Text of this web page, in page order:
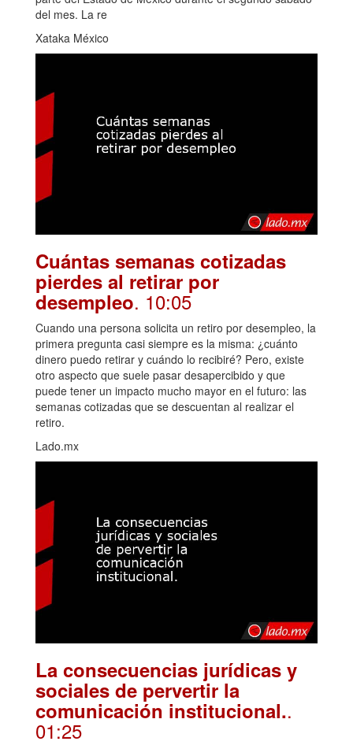
del mes. La re
Xataka México
Cuántas semanas cotizadas
pierdes al retirar por
desempleo. 10:05
Cuando una persona solicita un retiro por desempleo, la
primera pregunta casi siempre es la misma: ¿cuánto
dinero puedo retirar y cuándo lo recibiré? Pero, existe
otro aspecto que suele pasar desapercibido y que
puede tener un impacto mucho mayor en el futuro: las
semanas cotizadas que se descuentan al realizar el
retiro.
Lado.mx
La consecuencias jurídicas y
sociales de pervertir la
comunicación institucional..
01:25